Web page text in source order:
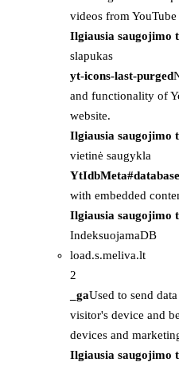
videos from YouTube
Ilgiausia saugojimo
slapukas
yt-icons-last-purged
and functionality of
website.
Ilgiausia saugojimo
vietinė saugykla
with embedded
Ilgiausia saugojimo
IndeksuojamaDB
load.s.meliva.lt
2
_gaUsed to send
visitor's device and
devices and
Ilgiausia saugojimo